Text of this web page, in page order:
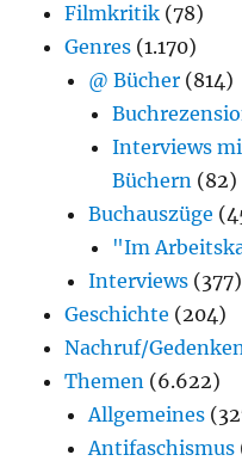
Filmkritik (78)
Genres (1.170)
@ Bücher (814)
Interviews
Büchern (82)
Buchauszüge
"Im
Interviews (377)
Geschichte (204)
Nachruf/Gedenken
Themen (6.622)
Allgemeines
Antifaschismus